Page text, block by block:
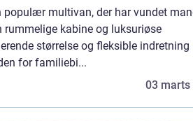
populær multivan, der har vundet
kabine og luksuriøse
størrelse og fleksible indretning
for familiebi...
03 marts